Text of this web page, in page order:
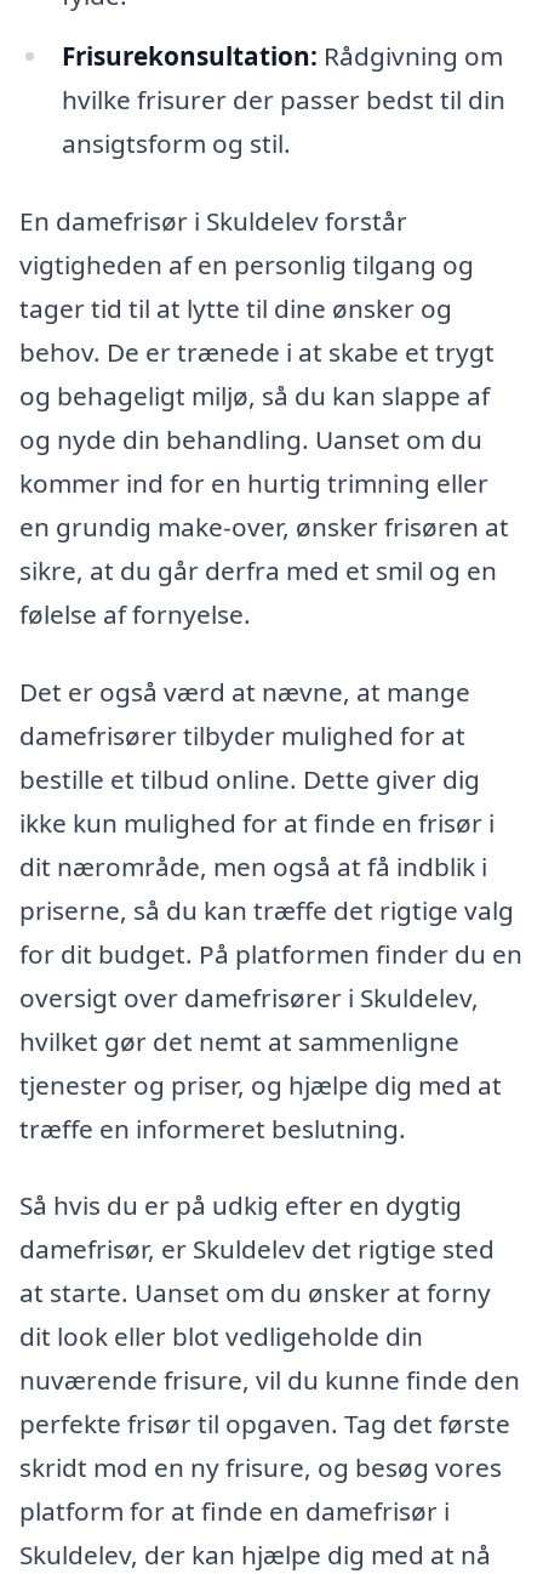
Frisurekonsultation: Rådgivning om
hvilke frisurer der passer bedst til din
ansigtsform og stil.
En damefrisør i Skuldelev forstår
vigtigheden af en personlig tilgang og
tager tid til at lytte til dine ønsker og
behov. De er trænede i at skabe et trygt
og behageligt miljø, så du kan slappe af
og nyde din behandling. Uanset om du
kommer ind for en hurtig trimning eller
en grundig make-over, ønsker frisøren at
sikre, at du går derfra med et smil og en
følelse af fornyelse.
Det er også værd at nævne, at mange
damefrisører tilbyder mulighed for at
bestille et tilbud online. Dette giver dig
ikke kun mulighed for at finde en frisør i
dit nærområde, men også at få indblik i
priserne, så du kan træffe det rigtige valg
for dit budget. På platformen finder du en
oversigt over damefrisører i Skuldelev,
hvilket gør det nemt at sammenligne
tjenester og priser, og hjælpe dig med at
træffe en informeret beslutning.
Så hvis du er på udkig efter en dygtig
damefrisør, er Skuldelev det rigtige sted
at starte. Uanset om du ønsker at forny
dit look eller blot vedligeholde din
nuværende frisure, vil du kunne finde den
perfekte frisør til opgaven. Tag det første
skridt mod en ny frisure, og besøg vores
platform for at finde en damefrisør i
Skuldelev, der kan hjælpe dig med at nå